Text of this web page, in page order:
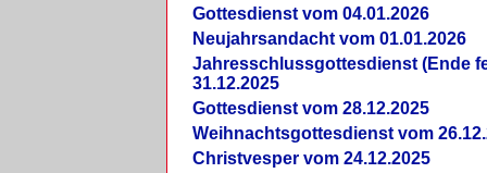
Gottesdienst vom 04.01.2026
Neujahrsandacht vom 01.01.2026
Jahresschlussgottesdienst (Ende
31.12.2025
Gottesdienst vom 28.12.2025
Weihnachtsgottesdienst vom
Christvesper vom 24.12.2025